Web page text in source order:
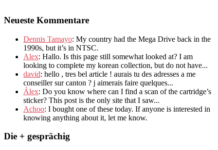
Neueste Kommentare
Dennis Tamayo: My country had the Mega Drive back in the
1990s, but it’s in NTSC.
Alex: Hallo. Is this page still somewhat looked at? I am
looking to complete my korean collection, but do not have...
david: hello , tres bel article ! aurais tu des adresses a me
conseiller sur canton ? j aimerais faire quelques...
Álex: Do you know where can I find a scan of the cartridge’s
sticker? This post is the only site that I saw...
Achoo: I bought one of these today. If anyone is interested in
knowing anything about it, let me know.
Die + gesprächig